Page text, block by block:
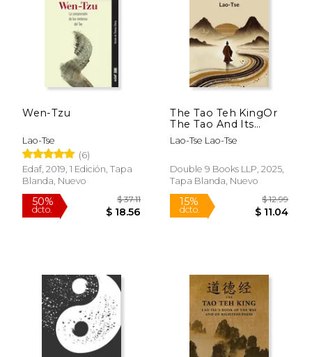
dcto.
15% 50%
dcto.
Wen-Tzu
Lao-Tse
(6)
Edaf, 2019, 1 Edición, Tapa
Blanda, Nuevo
The Tao Teh KingOr
The Tao And Its
Characteristics
(Edition1)
Lao-Tse Lao-Tse
Double 9 Books LLP, 2025,
Tapa Blanda, Nuevo